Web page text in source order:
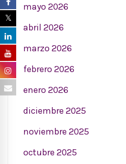
mayo 2026
abril 2026
marzo 2026
febrero 2026
enero 2026
diciembre 2025
noviembre 2025
octubre 2025